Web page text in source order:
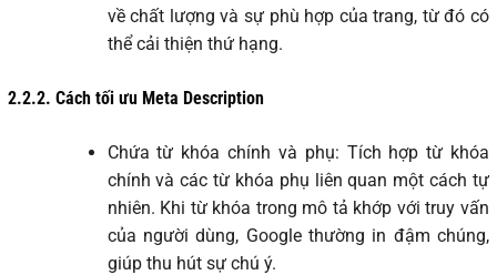
về chất lượng và sự phù hợp của trang, từ đó có
thể cải thiện thứ hạng.
2.2.2. Cách tối ưu Meta Description
Chứa từ khóa chính và phụ: Tích hợp từ khóa
chính và các từ khóa phụ liên quan một cách tự
nhiên. Khi từ khóa trong mô tả khớp với truy vấn
của người dùng, Google thường in đậm chúng,
giúp thu hút sự chú ý.